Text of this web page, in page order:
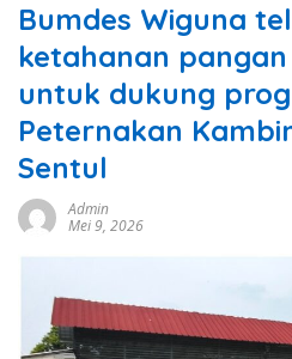
Bumdes Wiguna
ketahanan
untuk dukung
Peternakan
Sentul
Admin
Mei 9, 2026